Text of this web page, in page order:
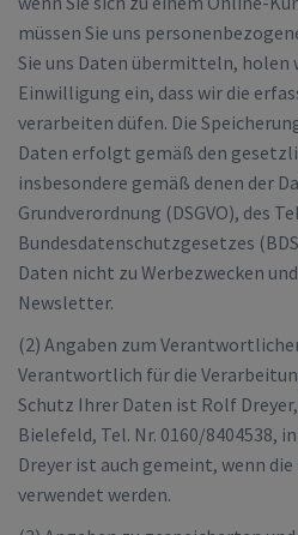
müssen Sie uns
Sie uns Daten übermitteln, holen
Einwilligung ein, dass wir die
verarbeiten düfen. Die
Daten erfolgt gemäß den
insbesondere gemäß denen der
Grundverordnung (DSGVO), des
Bundesdatenschutzgesetzes
Daten nicht zu Werbezwecken
Newsletter.
(2) Angaben zum
Verantwortlich für die
Schutz Ihrer Daten ist Rolf
Bielefeld, Tel. Nr. 0160/8404538,
Dreyer ist auch gemeint, wenn
verwendet werden.